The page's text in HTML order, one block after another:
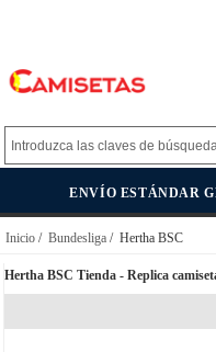
ENVÍO ESTÁNDAR
Inicio / Bundesliga / Hertha BSC
Hertha BSC Tienda - Replica